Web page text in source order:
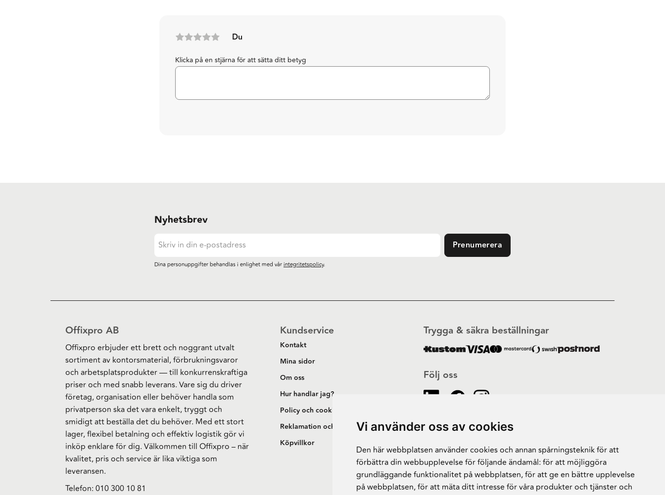
Vi använder oss av cookies
Den här webbplatsen använder cookies och annan spårningsteknik för att
förbättra din webbupplevelse för följande ändamål: för att möjliggöra
grundläggande funktionalitet på webbplatsen,för att ge en bättre upplevelse
på webbplatsen,för att mäta ditt intresse för våra produkter och tjänster och
Du
Klicka på en stjärna för att sätta ditt betyg
Nyhetsbrev
Prenumerera
Dina personuppgifter behandlas i enlighet med vårintegritetspolicy.
Offixpro AB
Offixpro erbjuder ett brett och noggrant utvalt
sortiment av kontorsmaterial, förbrukningsvaror
och arbetsplatsprodukter — till konkurrenskraftiga
priser och med snabb leverans. Vare sig du driver
företag, organisation eller behöver handla som
privatperson ska det vara enkelt, tryggt och
smidigt att beställa det du behöver. Med ett stort
lager, flexibel betalning och effektiv logistik gör vi
inköp enklare för dig. Välkommen till Offixpro – när
kvalitet, pris och service är lika viktiga som
leveransen.
Telefon: 010 300 10 81
Kundservice
Kontakt
Mina sidor
Om oss
Hur handlar jag?
Policy och cookies
Reklamation och retur
Köpvillkor
Följ oss
Trygga & säkra beställningar